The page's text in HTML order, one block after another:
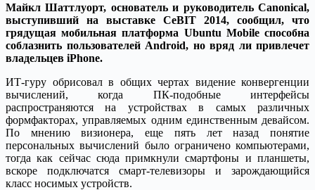
Майкл Шаттлуорт, основатель и руководитель Canonical,
выступивший на выставке CeBIT 2014, сообщил, что
грядущая мобильная платформа Ubuntu Mobile способна
соблазнить пользователей Android, но вряд ли привлечет
владельцев iPhone.
ИТ-гуру обрисовал в общих чертах видение конвергенции
вычислений, когда ПК-подобные интерфейсы
распространяются на устройствах в самых различных
формфакторах, управляемых одним единственным девайсом.
По мнению визионера, еще пять лет назад понятие
персональных вычислений было ограничено компьютерами,
тогда как сейчас сюда примкнули смартфоны и планшеты,
вскоре подключатся смарт-телевизоры и зарождающийся
класс носимых устройств.